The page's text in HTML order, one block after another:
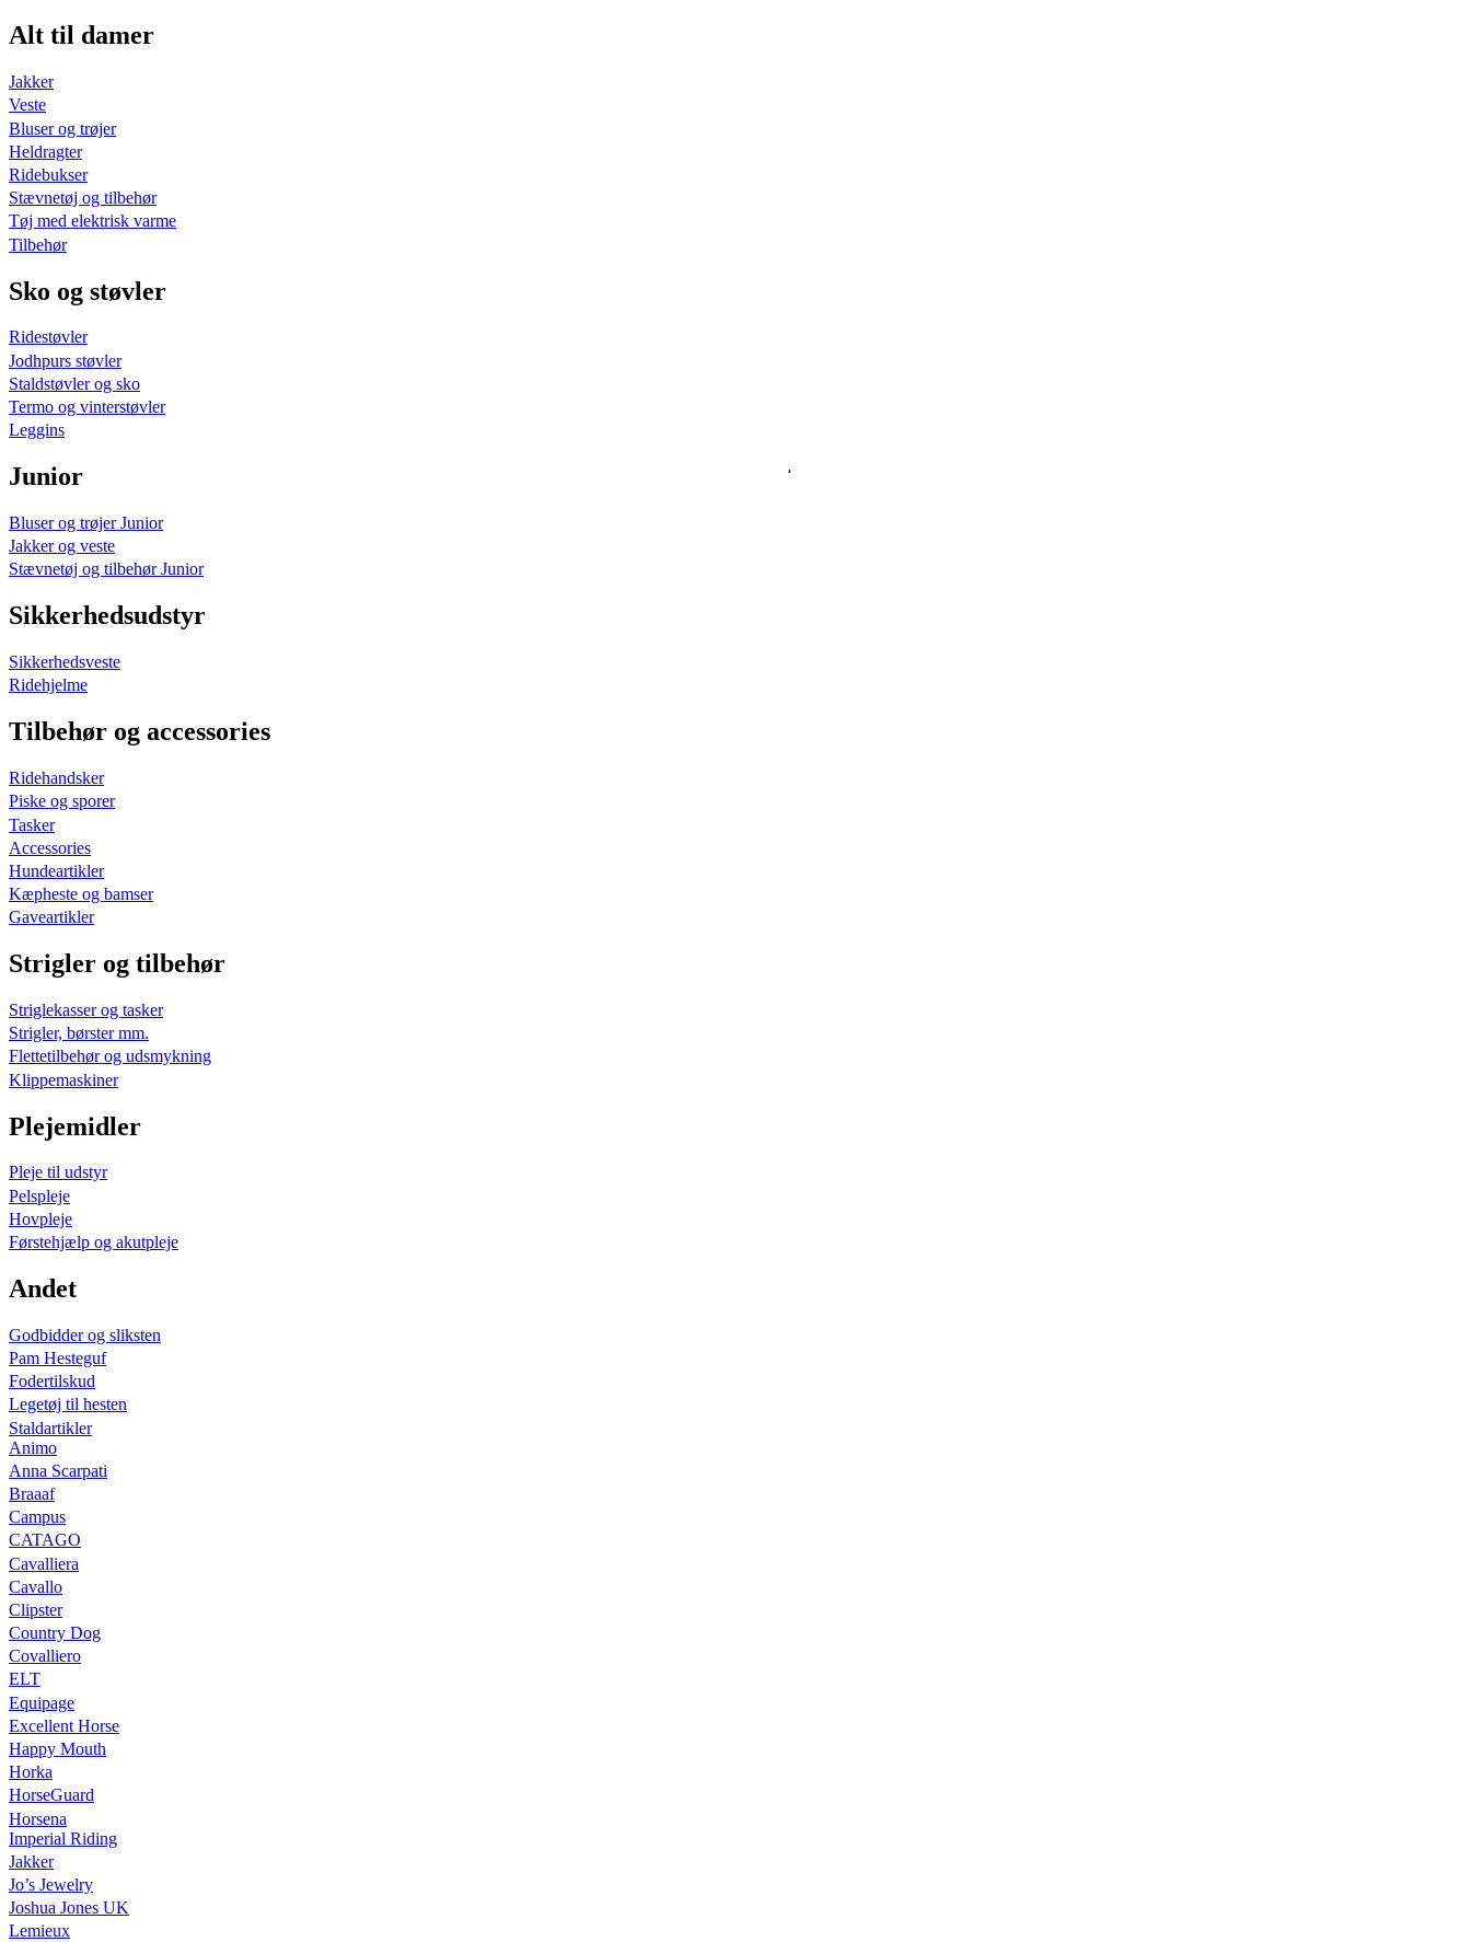
Alt til damer
Jakker
Veste
Bluser og trøjer
Heldragter
Ridebukser
Stævnetøj og tilbehør
Tøj med elektrisk varme
Tilbehør
Sko og støvler
Ridestøvler
Jodhpurs støvler
Staldstøvler og sko
Termo og vinterstøvler
Leggins
Junior
Bluser og trøjer Junior
Jakker og veste
Stævnetøj og tilbehør Junior
Sikkerhedsudstyr
Sikkerhedsveste
Ridehjelme
Tilbehør og accessories
Ridehandsker
Piske og sporer
Tasker
Accessories
Hundeartikler
Kæpheste og bamser
Gaveartikler
Strigler og tilbehør
Striglekasser og tasker
Strigler, børster mm.
Flettetilbehør og udsmykning
Klippemaskiner
Plejemidler
Pleje til udstyr
Pelspleje
Hovpleje
Førstehjælp og akutpleje
Andet
Godbidder og sliksten
Pam Hesteguf
Fodertilskud
Legetøj til hesten
Staldartikler
Animo
Anna Scarpati
Braaaf
Campus
CATAGO
Cavalliera
Cavallo
Clipster
Country Dog
Covalliero
ELT
Equipage
Excellent Horse
Happy Mouth
Horka
HorseGuard
Horsena
Imperial Riding
Jakker
Jo’s Jewelry
Joshua Jones UK
Lemieux